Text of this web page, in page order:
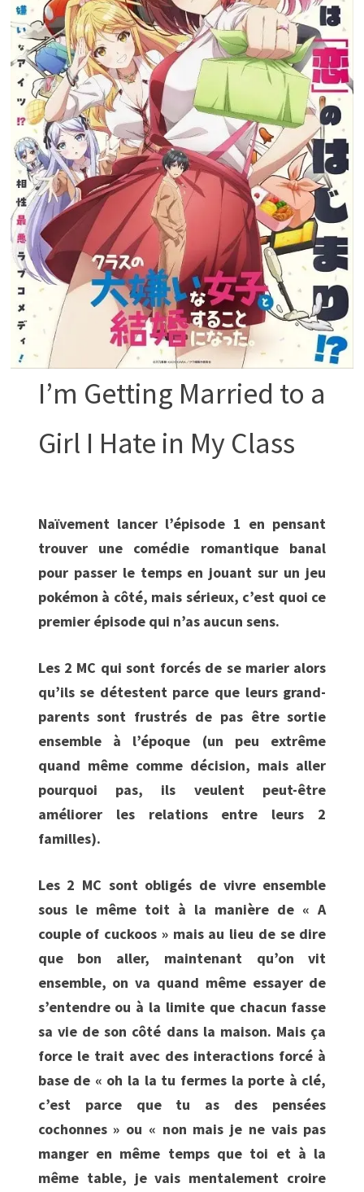
I’m Getting Married to a
Girl I Hate in My Class
Naïvement lancer l’épisode 1 en pensant
trouver une comédie romantique banal
pour passer le temps en jouant sur un jeu
pokémon à côté, mais sérieux, c’est quoi ce
premier épisode qui n’as aucun sens.
Les 2 MC qui sont forcés de se marier alors
qu’ils se détestent parce que leurs grand-
parents sont frustrés de pas être sortie
ensemble à l’époque (un peu extrême
quand même comme décision, mais aller
pourquoi pas, ils veulent peut-être
améliorer les relations entre leurs 2
familles).
Les 2 MC sont obligés de vivre ensemble
sous le même toit à la manière de « A
couple of cuckoos » mais au lieu de se dire
que bon aller, maintenant qu’on vit
ensemble, on va quand même essayer de
s’entendre ou à la limite que chacun fasse
sa vie de son côté dans la maison. Mais ça
force le trait avec des interactions forcé à
base de « oh la la tu fermes la porte à clé,
c’est parce que tu as des pensées
cochonnes » ou « non mais je ne vais pas
manger en même temps que toi et à la
même table, je vais mentalement croire